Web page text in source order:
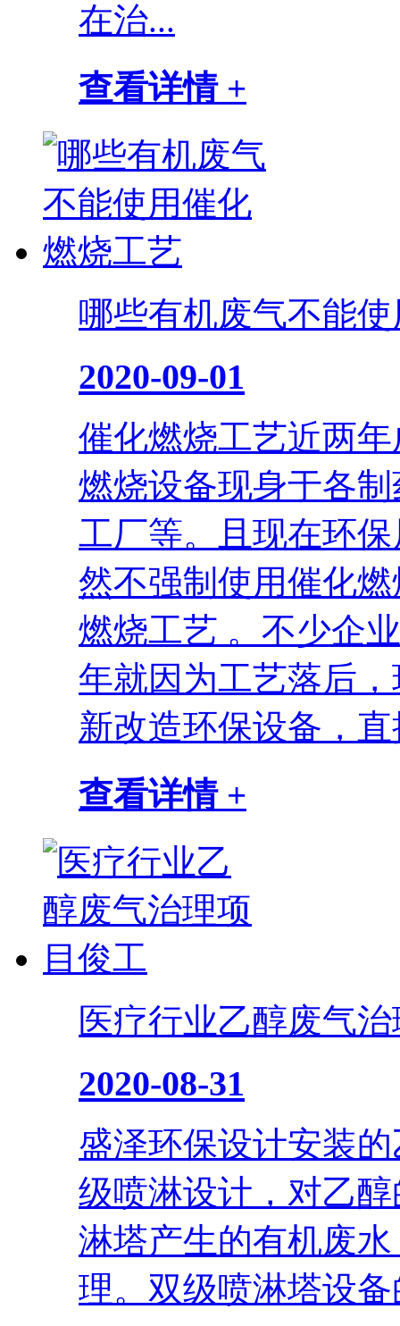
在治...
查看详情 +
哪些有机废气不能
2020-09-01
催化燃烧工艺近两
燃烧设备现身于各
工厂等。且现在环
然不强制使用催化
燃烧工艺 。不少企
年就因为工艺落后
新改造环保设备，直
查看详情 +
医疗行业乙醇废气
2020-08-31
盛泽环保设计安装
级喷淋设计，对乙
淋塔产生的有机废
理。双级喷淋塔设